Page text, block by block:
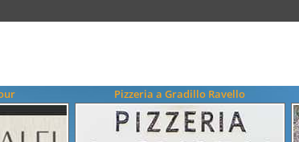
Pizzeria a Gradillo Ravello